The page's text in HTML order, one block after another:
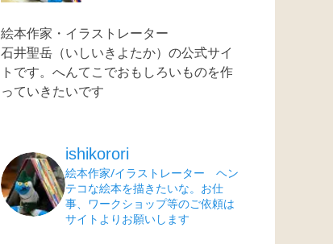
絵本作家・イラストレーター
石井聖岳（いしいきよたか）の公式サイ
トです。へんてこでおもしろいものを作
っていきたいです
ishikorori
絵本作家/イラストレーター ヘン
テコな絵本を描きたいな。お仕
事、ワークショップ等のご依頼は
サイトよりお願いします